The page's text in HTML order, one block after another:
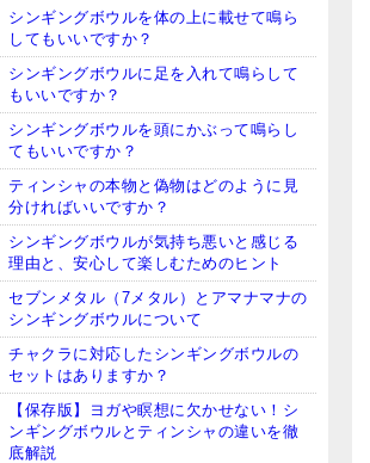
シンギングボウルを体の上に載せて鳴ら
してもいいですか？
シンギングボウルに足を入れて鳴らして
もいいですか？
シンギングボウルを頭にかぶって鳴らし
てもいいですか？
ティンシャの本物と偽物はどのように見
分ければいいですか？
シンギングボウルが気持ち悪いと感じる
理由と、安心して楽しむためのヒント
セブンメタル（7メタル）とアマナマナの
シンギングボウルについて
チャクラに対応したシンギングボウルの
セットはありますか？
【保存版】ヨガや瞑想に欠かせない！シ
ンギングボウルとティンシャの違いを徹
底解説